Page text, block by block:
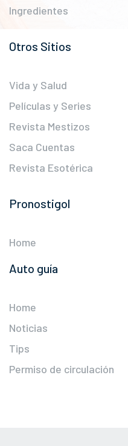
Ingredientes
Otros Sitios
Vida y Salud
Películas y Series
Revista Mestizos
Saca Cuentas
Revista Esotérica
Pronostigol
Home
Auto guía
Home
Noticias
Tips
Permiso de circulación